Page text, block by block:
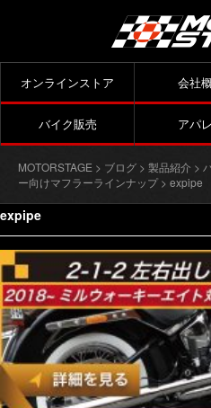
オンラインストア 会社
バイク販売 アパ
MOTORSTAGE > ブログ > 製品紹介 >
ー向けマフラーラインナップ > expipe
expipe